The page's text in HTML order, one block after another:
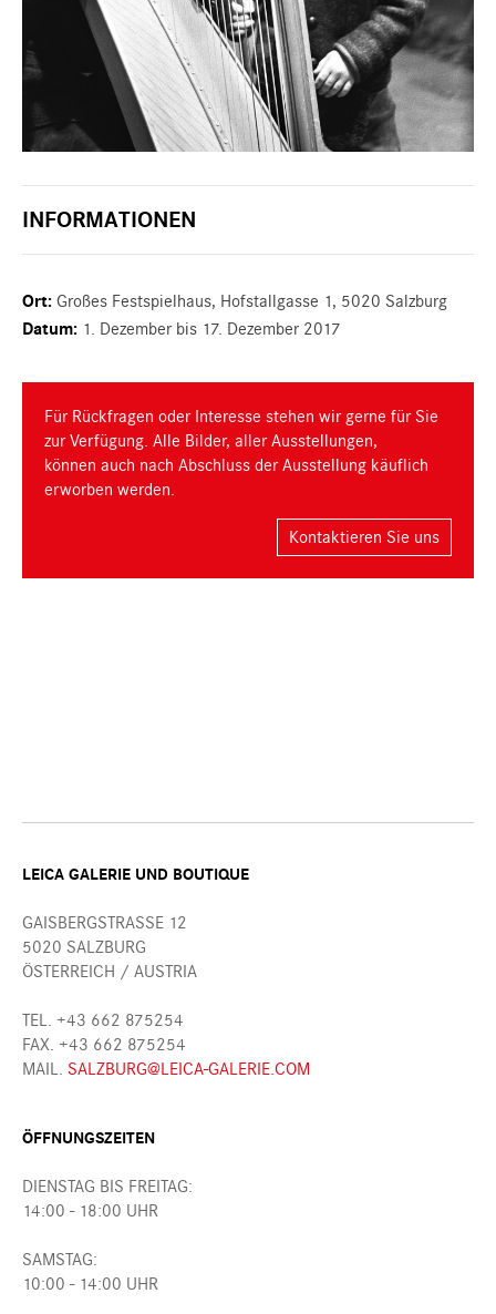
INFORMATIONEN
Ort: Großes Festspielhaus, Hofstallgasse 1, 5020 Salzburg
Datum: 1. Dezember bis 17. Dezember 2017
Für Rückfragen oder Interesse stehen wir gerne für Sie
zur Verfügung. Alle Bilder, aller Ausstellungen,
können auch nach Abschluss der Ausstellung käuflich
erworben werden.
Kontaktieren Sie uns
LEICA GALERIE UND BOUTIQUE
GAISBERGSTRASSE 12
5020 SALZBURG
ÖSTERREICH / AUSTRIA
TEL. +43 662 875254
FAX. +43 662 875254
MAIL. SALZBURG@LEICA-GALERIE.COM
ÖFFNUNGSZEITEN
DIENSTAG BIS FREITAG:
14:00 - 18:00 UHR
SAMSTAG:
10:00 - 14:00 UHR